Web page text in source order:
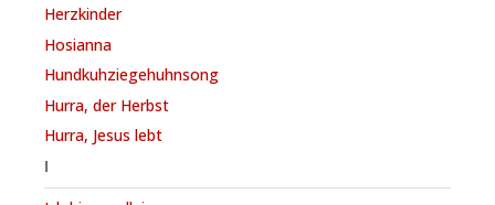
Herzkinder
Hosianna
Hundkuhziegehuhnsong
Hurra, der Herbst
Hurra, Jesus lebt
I